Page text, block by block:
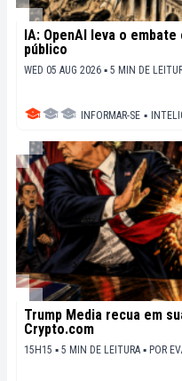
IA: OpenAI leva o
público
WED 05 AUG 2026 ▪ 5 MIN DE
INFORMAR-SE ▪
Trump Media recua em
Crypto.com
15H15 ▪ 5 MIN DE LEITURA ▪ POR